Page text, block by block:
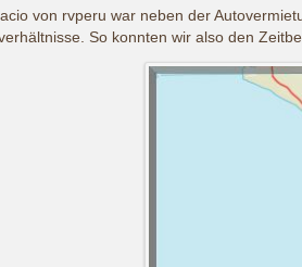
von rvperu war neben der
So konnten wir also den